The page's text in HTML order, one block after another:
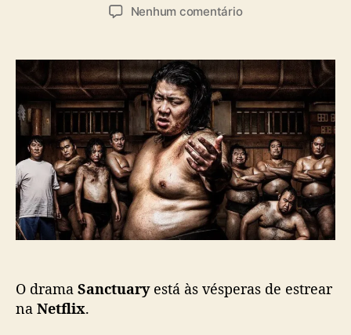
a
r
o
p
o
s
t
d
e
p
u
b
l
i
c
a
ç
ã
Nenhum comentárioe
S
a
c
t
u
a
r
y
”
e
r
O drama Sanctuaryestá às vésperas de estrear
na Netflix.